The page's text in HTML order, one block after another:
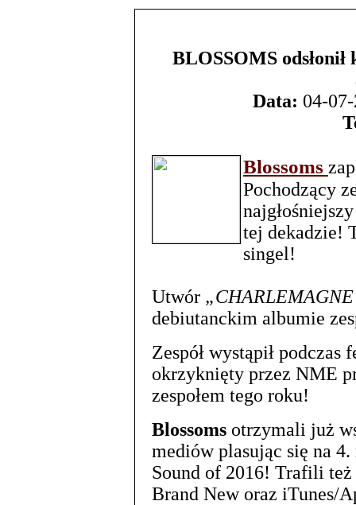
BLOSSOMS
Data: 04-
Blossoms
Pochodzący
tej dekadzie!
singel!
Utwór
debiutanckim albumie
Zespół wystąpił podczas
okrzyknięty przez NME
zespołem tego roku!
Blossoms otrzymali już
mediów plasując się na
Sound of 2016! Trafili
Brand New oraz iTunes/